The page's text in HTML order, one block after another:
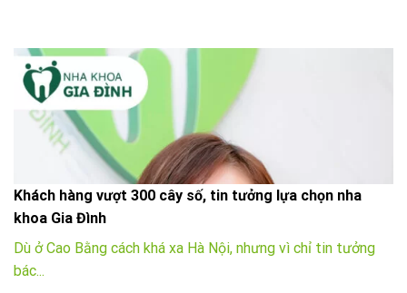
Khách hàng vượt 300 cây số, tin tưởng lựa chọn nha
khoa Gia Đình
Dù ở Cao Bằng cách khá xa Hà Nội, nhưng vì chỉ tin tưởng
bác...